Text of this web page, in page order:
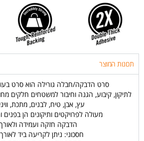
תכונות המוצר
סרט הדבקה/חבלה גורילה הוא סרט
לתיקון, קיבוע, הגנה וחיבור למשטחים חלקים
עץ, אבן, טיח, לבנים, מתכת,
מעולה לפרויקטים ותיקונים הן בפנים
הדבקה חזקה ועמידה ולאורך
חסכוני: ניתן לקריעה ביד